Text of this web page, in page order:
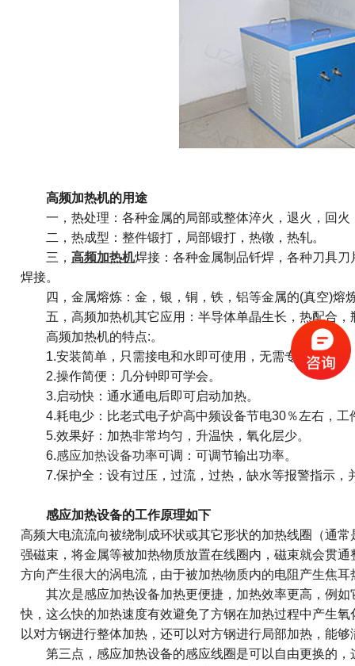
高频加热机的用途
一，热处理：各种金属的局部或整体淬火，退火，回火
二，热成型：整件锻打，局部锻打，热镦，热轧。
三， 高频加热机焊接：各种金属制品钎焊，各种刀具
焊接。
四，金属熔炼：金，银，铜，铁，铝等金属的(真空)熔
五，高频加热机其它应用：半导体单晶生长，热配合，
高频加热机的特点:。
1.安装简单，只需接电和水即可使用，无需专人安装。
2.操作简便：几分钟即可学会。
3.启动快：通水通电后即可启动加热。
4.耗电少：比老式电子炉高中频设备节电30％左右，工
5.效果好：加热非常均匀，升温快，氧化层少。
6.感应加热设备功率可调：可调节输出功率。
7.保护全：设有过压，过流，过热，缺水等报警指示，
感应加热设备的工作原理如下
高频大电流流向被绕制成环状或其它形状的加热线圈（通
强磁束，将金属等被加热物质放置在线圈内，磁束就会贯
方向产生很大的涡电流，由于被加热物质内的电阻产生焦
其次是感应加热设备加热更便捷，加热效率更高，例如
快，这么快的加热速度有效避免了方钢在加热过程中产生
以对方钢进行整体加热，还可以对方钢进行局部加热，能
第三点，感应加热设备的感应线圈是可以自由更换的，